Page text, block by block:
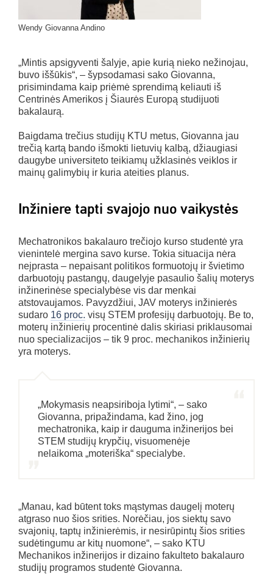
Wendy Giovanna Andino
„Mintis apsigyventi šalyje, apie kurią nieko nežinojau,
buvo iššūkis“, – šypsodamasi sako Giovanna,
prisimindama kaip priėmė sprendimą keliauti iš
Centrinės Amerikos į Šiaurės Europą studijuoti
bakalaurą.
Baigdama trečius studijų KTU metus, Giovanna jau
trečią kartą bando išmokti lietuvių kalbą, džiaugiasi
daugybe universiteto teikiamų užklasinės veiklos ir
mainų galimybių ir kuria ateities planus.
Inžiniere tapti svajojo nuo vaikystės
Mechatronikos bakalauro trečiojo kurso studentė yra
vienintelė mergina savo kurse. Tokia situacija nėra
neįprasta – nepaisant politikos formuotojų ir švietimo
darbuotojų pastangų, daugelyje pasaulio šalių moterys
inžinerinėse specialybėse vis dar menkai
atstovaujamos. Pavyzdžiui, JAV moterys inžinierės
sudaro 16 proc. visų STEM profesijų darbuotojų. Be to,
moterų inžinierių procentinė dalis skiriasi priklausomai
nuo specializacijos – tik 9 proc. mechanikos inžinierių
yra moterys.
„Mokymasis neapsiriboja lytimi“, – sako
Giovanna, pripažindama, kad žino, jog
mechatronika, kaip ir dauguma inžinerijos bei
STEM studijų krypčių, visuomenėje
nelaikoma „moteriška“ specialybe.
„Manau, kad būtent toks mąstymas daugelį moterų
atgraso nuo šios srities. Norėčiau, jos siektų savo
svajonių, taptų inžinierėmis, ir nesirūpintų šios srities
sudėtingumu ar kitų nuomone“, – sako KTU
Mechanikos inžinerijos ir dizaino fakulteto bakalauro
studijų programos studentė Giovanna.